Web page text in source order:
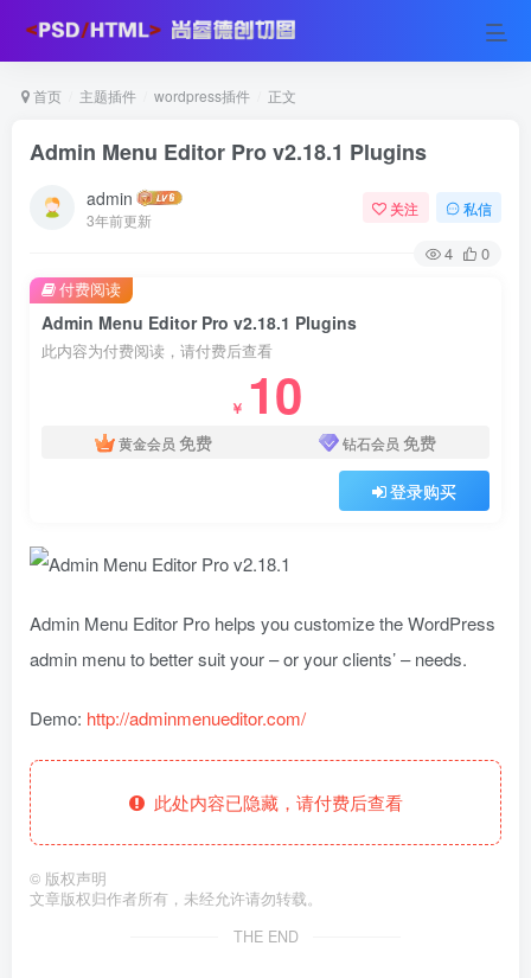
首页 主题插件 wordpress插件 正文
Admin Menu Editor Pro v2.18.1 Plugins
admin
3年前更新
关注 私信
4 0
Admin Menu Editor Pro v2.18.1 Plugins
此内容为付费阅读，请付费后查看
￥ 10
黄金会员 免费 钻石会员 免费
登录购买
付费阅读
Admin Menu Editor Pro helps you customize the WordPress
admin menu to better suit your – or your clients’ – needs.
Demo: http://adminmenueditor.com/
此处内容已隐藏，请付费后查看
© 版权声明
文章版权归作者所有，未经允许请勿转载。
THE END